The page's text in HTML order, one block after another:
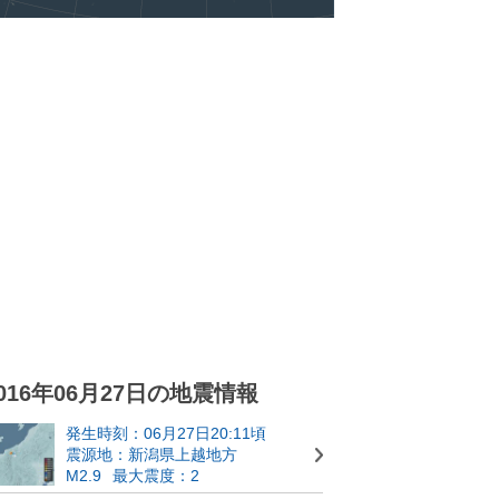
年06月27日の地震情報
発生時刻：06月27日20:11頃
震源地：新潟県上越地方
M2.9
最大震度：2